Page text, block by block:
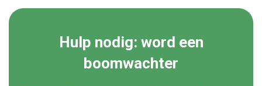
Hulp nodig: word een
boomwachter